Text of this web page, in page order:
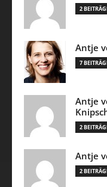
2
Antje
7
Antje
2
Antje
2